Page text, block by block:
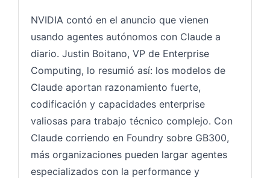
NVIDIA contó en el anuncio que vienen
usando agentes autónomos con Claude a
diario. Justin Boitano, VP de Enterprise
Computing, lo resumió así: los modelos de
Claude aportan razonamiento fuerte,
codificación y capacidades enterprise
valiosas para trabajo técnico complejo. Con
Claude corriendo en Foundry sobre GB300,
más organizaciones pueden largar agentes
especializados con la performance y